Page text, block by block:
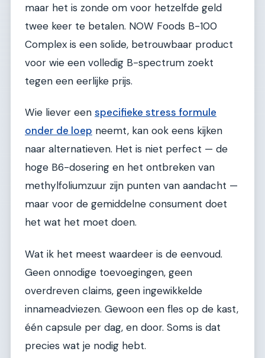
maar het is zonde om voor hetzelfde geld
twee keer te betalen. NOW Foods B-100
Complex is een solide, betrouwbaar product
voor wie een volledig B-spectrum zoekt
tegen een eerlijke prijs.
Wie liever een specifieke stress formule
onder de loep neemt, kan ook eens kijken
naar alternatieven. Het is niet perfect — de
hoge B6-dosering en het ontbreken van
methylfoliumzuur zijn punten van aandacht —
maar voor de gemiddelne consument doet
het wat het moet doen.
Wat ik het meest waardeer is de eenvoud.
Geen onnodige toevoegingen, geen
overdreven claims, geen ingewikkelde
innameadviezen. Gewoon een fles op de kast,
één capsule per dag, en door. Soms is dat
precies wat je nodig hebt.